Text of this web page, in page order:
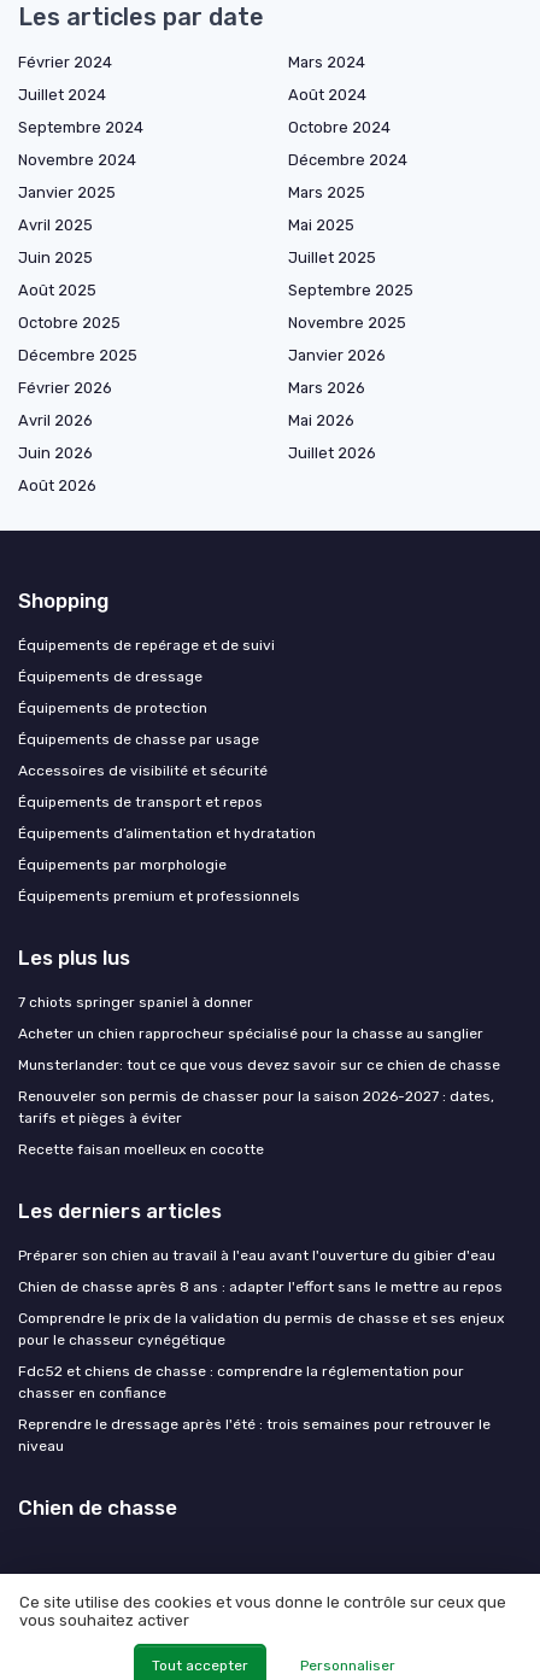
Les articles par date
Février 2024
Mars 2024
Juillet 2024
Août 2024
Septembre 2024
Octobre 2024
Novembre 2024
Décembre 2024
Janvier 2025
Mars 2025
Avril 2025
Mai 2025
Juin 2025
Juillet 2025
Août 2025
Septembre 2025
Octobre 2025
Novembre 2025
Décembre 2025
Janvier 2026
Février 2026
Mars 2026
Avril 2026
Mai 2026
Juin 2026
Juillet 2026
Août 2026
Shopping
Équipements de repérage et de suivi
Équipements de dressage
Équipements de protection
Équipements de chasse par usage
Accessoires de visibilité et sécurité
Équipements de transport et repos
Équipements d’alimentation et hydratation
Équipements par morphologie
Équipements premium et professionnels
Les plus lus
7 chiots springer spaniel à donner
Acheter un chien rapprocheur spécialisé pour la chasse au sanglier
Munsterlander: tout ce que vous devez savoir sur ce chien de chasse
Renouveler son permis de chasser pour la saison 2026-2027 : dates,
tarifs et pièges à éviter
Recette faisan moelleux en cocotte
Les derniers articles
Préparer son chien au travail à l'eau avant l'ouverture du gibier d'eau
Chien de chasse après 8 ans : adapter l'effort sans le mettre au repos
Comprendre le prix de la validation du permis de chasse et ses enjeux
pour le chasseur cynégétique
Fdc52 et chiens de chasse : comprendre la réglementation pour
chasser en confiance
Reprendre le dressage après l'été : trois semaines pour retrouver le
niveau
Chien de chasse
Mentions légales
© Chien de chasse 2026
Ce site utilise des cookies et vous donne le contrôle sur ceux que
vous souhaitez activer
Tout accepter Personnaliser